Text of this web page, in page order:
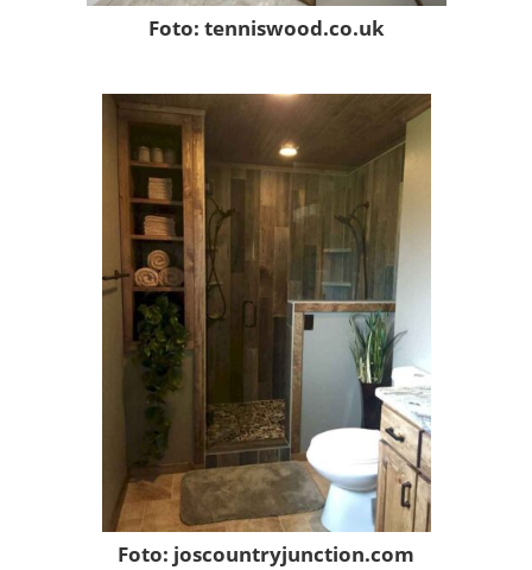
Foto: tenniswood.co.uk
Foto: joscountryjunction.com